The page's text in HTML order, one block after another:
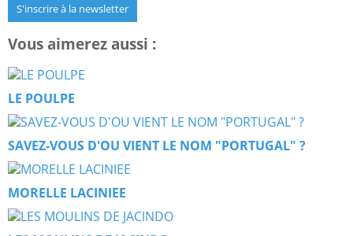
S'inscrire à la newsletter
Vous aimerez aussi :
LE POULPE
SAVEZ-VOUS D'OU VIENT LE NOM "PORTUGAL" ?
MORELLE LACINIEE